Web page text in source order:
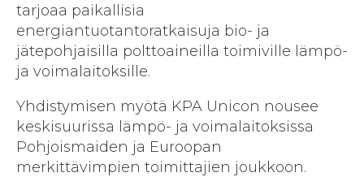
tarjoaa paikallisia
energiantuotantoratkaisuja bio- ja
jätepohjaisilla polttoaineilla toimiville lämpö-
ja voimalaitoksille.
Yhdistymisen myötä KPA Unicon nousee
keskisuurissa lämpö- ja voimalaitoksissa
Pohjoismaiden ja Euroopan
merkittävimpien toimittajien joukkoon.